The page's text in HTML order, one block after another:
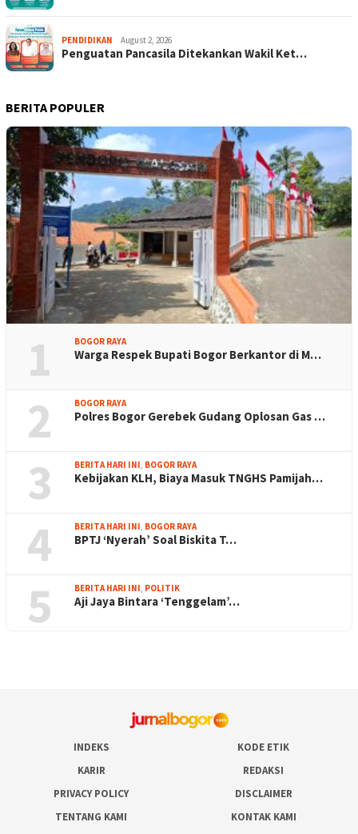
PENDIDIKAN August 2, 2026
Penguatan Pancasila Ditekankan Wakil Ket…
BERITA POPULER
1 BOGOR RAYA
Warga Respek Bupati Bogor Berkantor di M…
2 BOGOR RAYA
Polres Bogor Gerebek Gudang Oplosan Gas …
3 BERITA HARI INI, BOGOR RAYA
Kebijakan KLH, Biaya Masuk TNGHS Pamijah…
4 BERITA HARI INI, BOGOR RAYA
BPTJ ‘Nyerah’ Soal Biskita T…
5 BERITA HARI INI, POLITIK
Aji Jaya Bintara ‘Tenggelam’…
INDEKS
KODE ETIK
KARIR
REDAKSI
PRIVACY POLICY
DISCLAIMER
TENTANG KAMI
KONTAK KAMI